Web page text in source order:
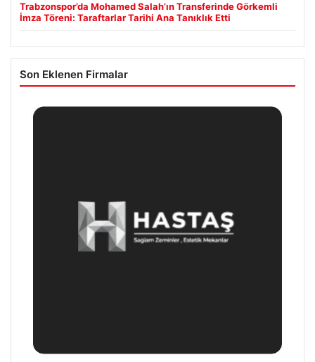
Trabzonspor’da Mohamed Salah’ın Transferinde Görkemli
İmza Töreni: Taraftarlar Tarihi Ana Tanıklık Etti
Son Eklenen Firmalar